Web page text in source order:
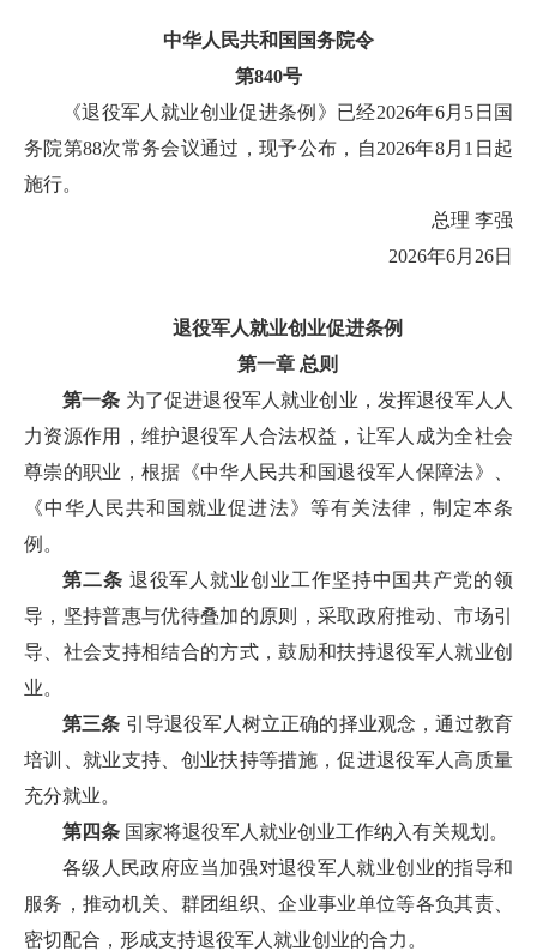
中华人民共和国国务院令
第840号
《退役军人就业创业促进条例》已经2026年6月5日国
务院第88次常务会议通过，现予公布，自2026年8月1日起
施行。
总理 李强
2026年6月26日
退役军人就业创业促进条例
第一章 总则
第一条 为了促进退役军人就业创业，发挥退役军人人
力资源作用，维护退役军人合法权益，让军人成为全社会
尊崇的职业，根据《中华人民共和国退役军人保障法》、
《中华人民共和国就业促进法》等有关法律，制定本条
例。
第二条 退役军人就业创业工作坚持中国共产党的领
导，坚持普惠与优待叠加的原则，采取政府推动、市场引
导、社会支持相结合的方式，鼓励和扶持退役军人就业创
业。
第三条 引导退役军人树立正确的择业观念，通过教育
培训、就业支持、创业扶持等措施，促进退役军人高质量
充分就业。
第四条 国家将退役军人就业创业工作纳入有关规划。
各级人民政府应当加强对退役军人就业创业的指导和
服务，推动机关、群团组织、企业事业单位等各负其责、
密切配合，形成支持退役军人就业创业的合力。